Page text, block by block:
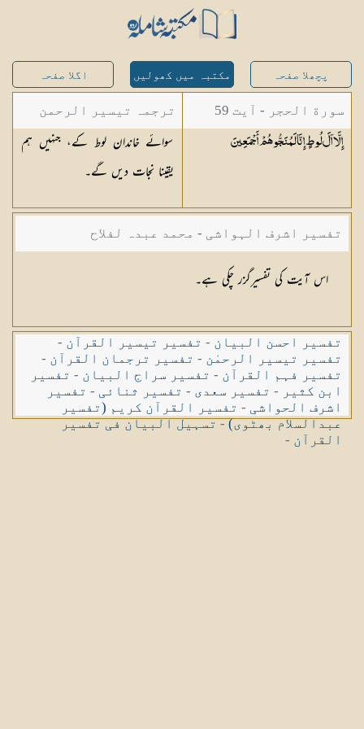
پچھلا صفحہ مکتبہ میں کھولیں اگلا صفحہ
سورة الحجر - آیت 59
إِلَّا آلَ لُوطٍ إِنَّا لَمُنَجُّوهُمْأَجْمَعِينَ
ترجمہ تیسیر الرحمن
لبیان القرآن - محمد
لقمان سلفی
سوائے خاندان لوط کے، جنہیں ہم
یقینا نجات دیں گے۔
تفسیر اشرف الہواشی - محمد عبدہ لفلاح
اس آیت کی تفسیرگزر چکی ہے۔
تفسیر احسن البیان - تفسیر تیسیر القرآن -
تفسیر تیسیر الرحمٰن - تفسیر ترجمان القرآن -
تفسیر فہم القرآن - تفسیر سراج البیان - تفسیر
ابن کثیر - تفسیر سعدی - تفسیر ثنائی - تفسیر
اشرف الحواشی - تفسیر القرآن کریم (تفسیر
عبدالسلام بھٹوی)-تسہیل البیان فی تفسیر
القرآن -